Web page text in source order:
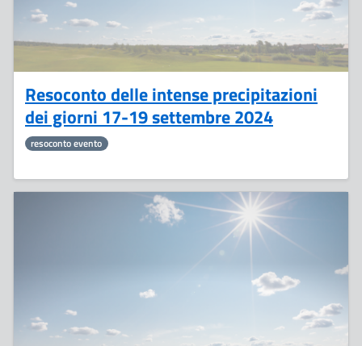
Resoconto delle intense precipitazioni
dei giorni 17-19 settembre 2024
resoconto evento